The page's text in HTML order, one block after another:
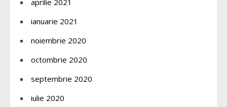
ianuarie 2021
noiembrie 2020
octombrie 2020
septembrie 2020
iulie 2020